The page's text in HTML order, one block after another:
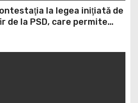
la legea iniţiată de
de la PSD, care permite